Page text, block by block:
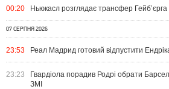
00:20 Ньюкасл розглядає трансфер
07 СЕРПНЯ 2026
23:53 Реал Мадрид готовий відпустити
23:23
Гвардіола порадив Родрі обрати
ЗМІ